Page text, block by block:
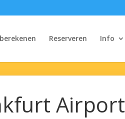
Reserveren Info
Airport